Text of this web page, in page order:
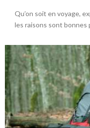
Qu’on soit en voyage,
les raisons sont